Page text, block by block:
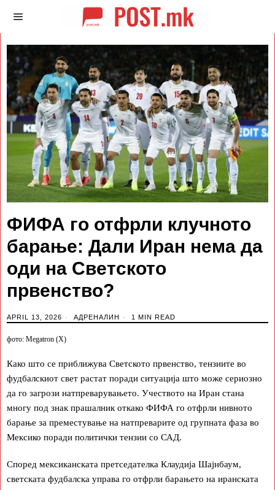
ФИФА го отфрли клучното
барање: Дали Иран нема да
оди на Светското
првенство?
APRIL 13, 2026 АДРЕНАЛИН 1 MIN READ
фото: Megatron (X)
Како што се приближува Светското првенство, тензиите во
фудбалскиот свет растат поради ситуација што може сериозно
да го загрози натпреварувањето. Учеството на Иран стана
многу под знак прашалник откако ФИФА го отфрли нивното
барање за преместување на натпреварите од групната фаза во
Мексико поради политички тензии со САД.
Според мексиканската претседателка Клаудија Шајнбаум,
светската фудбалска управа го отфрли барањето на иранската